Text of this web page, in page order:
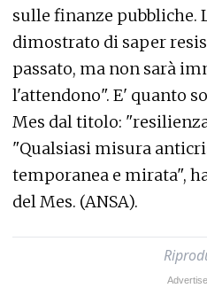
sulle finanze pubbliche.
dimostrato di saper
passato, ma non sarà
l'attendono". E' quanto
Mes dal titolo:
"Qualsiasi misura
temporanea e mirata",
del Mes. (ANSA).